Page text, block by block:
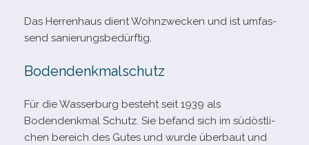
Das Herrenhaus dient Wohnzwecken und ist umfas­
send sanierungsbedürftig.
Bodendenkmalschutz
Für die Wasserburg besteht seit 1939 als
Bodendenkmal Schutz. Sie befand sich im süd­öst­li­
chen bereich des Gutes und wurde über­baut und